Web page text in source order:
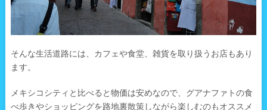
そんな生活道路には、カフェや食堂、雑貨を取り扱うお店もあり
ます。
メキシコシティと比べると物価は安めなので、グアナファトの食
べ歩きやショッピングを路地裏散策しながら楽しむのもオススメ